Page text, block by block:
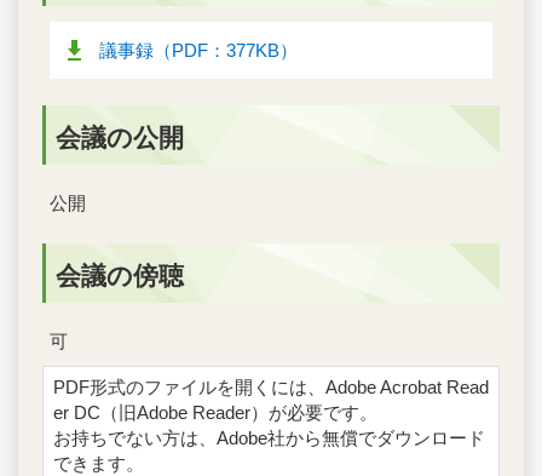
議事録（PDF：377KB）
会議の公開
公開
会議の傍聴
可
PDF形式のファイルを開くには、Adobe Acrobat Read
er DC（旧Adobe Reader）が必要です。
お持ちでない方は、Adobe社から無償でダウンロード
できます。